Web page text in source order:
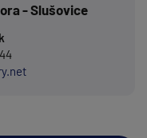
- Slušovice